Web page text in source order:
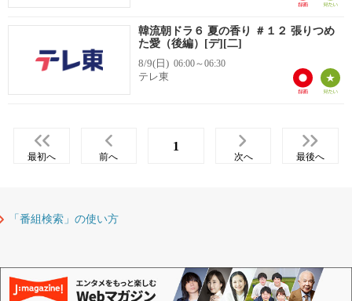
韓流朝ドラ６ 夏の香り ＃１２ 張りつめ
た愛（後編）[デ][二]
8/9(日) 06:00～06:30
テレ東
最初へ 前へ
1
次へ 最後へ
「番組検索」の使い方